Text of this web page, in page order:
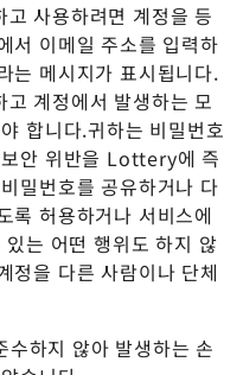
사용하려면 계정을 등
서 이메일 주소를 입력하
는 메시지가 표시됩니다.
계정에서 발생하는 모
합니다.귀하는 비밀번호
안 위반을 Lottery에 즉
밀번호를 공유하거나 다
록 허용하거나 서비스에
는 어떤 행위도 하지 않
정을 다른 사람이나 단체
하지 않아 발생하는 손